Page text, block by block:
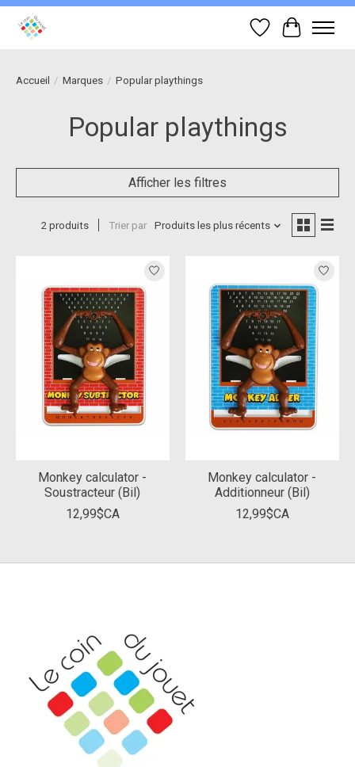
Liste dePanier
Accueil / Marques / Popular playthings
Popular playthings
Afficher les filtres
2 produits Trier par Produits les plus récents
Monkey calculator -
Soustracteur (Bil)
12,99$CA
Monkey calculator -
Additionneur (Bil)
12,99$CA